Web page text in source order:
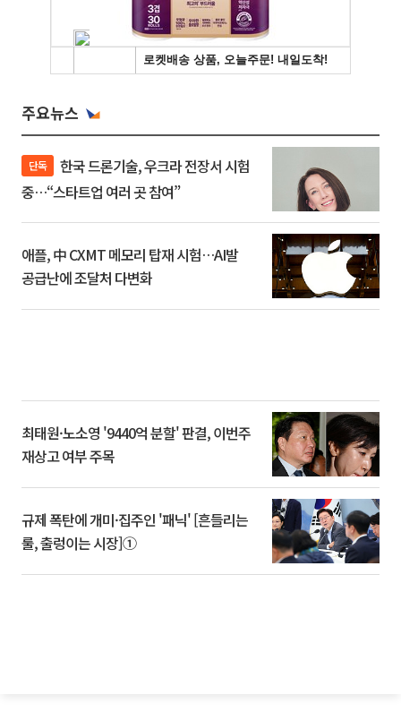
주요뉴스
단독
중…“스타트업 여러 곳 참여”
애플, 中 CXMT 메모리 탑재 시험…AI발
공급난에 조달처 다변화
최태원·노소영 '9440억 분할' 판결, 이번주
재상고 여부 주목
규제 폭탄에 개미·집주인 '패닉' [흔들리는
룰, 출렁이는 시장]①